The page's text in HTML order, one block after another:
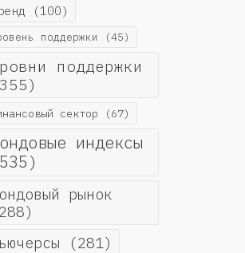
(100)
поддержки (45)
поддержки
сектор (67)
индексы
рынок
(281)